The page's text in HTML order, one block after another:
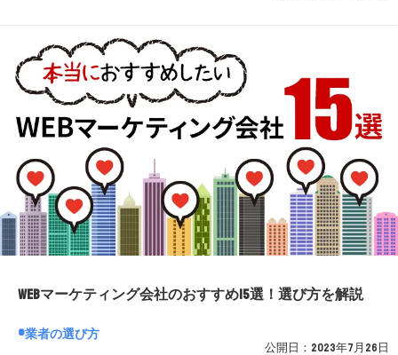
WEBマーケティング会社のおすすめ15選！選び方を解説
業者の選び方
公開日： 2023年7月26日